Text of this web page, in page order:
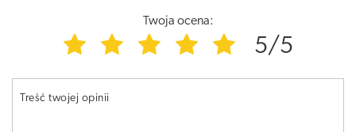
Twoja ocena:
5/5
Treść twojej opinii